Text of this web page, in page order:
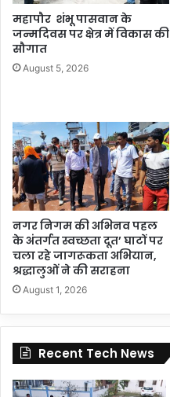
महापौर शंभू पासवान के
जन्मदिवस पर क्षेत्र में विकास की
सौगात
August 5, 2026
नगर निगम की अभिनव पहल
के अंतर्गत स्वच्छता दूत’ घाटों पर
चला रहे जागरूकता अभियान,
श्रद्धालुओं ने की सराहना
August 1, 2026
Recent Tech News